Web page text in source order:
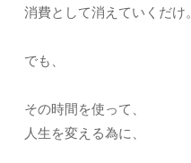
消費として消えていくだけ。
でも、
その時間を使って、
人生を変える為に、